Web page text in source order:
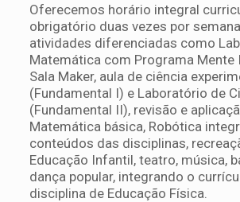
Oferecemos horário integral
obrigatório duas vezes por
atividades diferenciadas como
Matemática com Programa Mente
Sala Maker, aula de ciência
(Fundamental I) e Laboratório de
(Fundamental II), revisão e
Matemática básica, Robótica
conteúdos das disciplinas,
Educação Infantil, teatro, música,
dança popular, integrando o
disciplina de Educação Física.